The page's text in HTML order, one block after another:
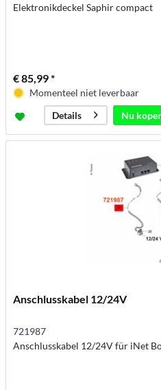
Elektronikdeckel Saphir compact
€ 85,99 *
Momenteel niet leverbaar
Details
Nu
Anschlusskabel 12/24V
721987
Anschlusskabel 12/24V für iNet